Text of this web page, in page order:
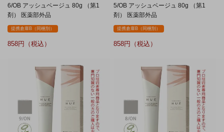
6/OB アッシュベージュ 80g （第1
剤） 医薬部外品
提携倉庫B（同梱別）
858
5/OB アッシュベージュ 80g （第1
剤） 医薬部外品
提携倉庫B（同梱別）
858